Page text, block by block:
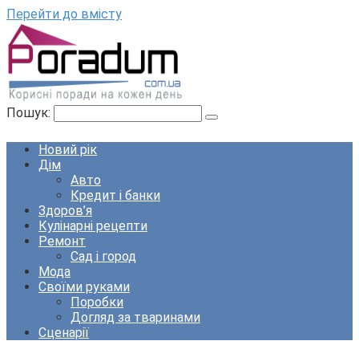
Перейти до вмісту
Пошук:
Новий рік
Дім
Авто
Кредит і банки
Здоров’я
Кулінарні рецепти
Ремонт
Сад і город
Мода
Своїми руками
Поробки
Догляд за тваринами
Сценарії